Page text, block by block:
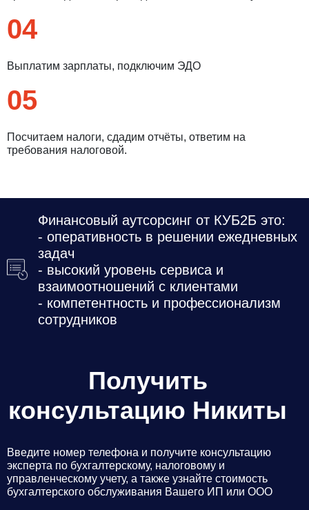
04
Выплатим зарплаты, подключим ЭДО
05
Посчитаем налоги, сдадим отчёты, ответим на
требования налоговой.
Финансовый аутсорсинг от КУБ2Б это:
- оперативность в решении ежедневных
задач
- высокий уровень сервиса и
взаимоотношений с клиентами
- компетентность и профессионализм
сотрудников
Получить
консультацию Никиты
Введите номер телефона и получите консультацию
эксперта по бухгалтерскому, налоговому и
управленческому учету, а также узнайте стоимость
бухгалтерского обслуживания Вашего ИП или ООО